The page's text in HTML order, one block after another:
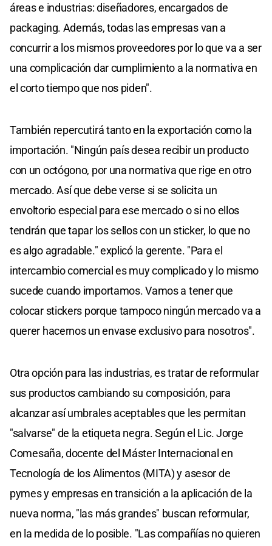
áreas e industrias: diseñadores, encargados de
packaging. Además, todas las empresas van a
concurrir a los mismos proveedores por lo que va a ser
una complicación dar cumplimiento a la normativa en
el corto tiempo que nos piden".
También repercutirá tanto en la exportación como la
importación. "Ningún país desea recibir un producto
con un octógono, por una normativa que rige en otro
mercado. Así que debe verse si se solicita un
envoltorio especial para ese mercado o si no ellos
tendrán que tapar los sellos con un sticker, lo que no
es algo agradable." explicó la gerente. "Para el
intercambio comercial es muy complicado y lo mismo
sucede cuando importamos. Vamos a tener que
colocar stickers porque tampoco ningún mercado va a
querer hacernos un envase exclusivo para nosotros".
Otra opción para las industrias, es tratar de reformular
sus productos cambiando su composición, para
alcanzar así umbrales aceptables que les permitan
"salvarse" de la etiqueta negra. Según el Lic. Jorge
Comesaña, docente del Máster Internacional en
Tecnología de los Alimentos (MITA) y asesor de
pymes y empresas en transición a la aplicación de la
nueva norma, "las más grandes" buscan reformular,
en la medida de lo posible. "Las compañías no quieren